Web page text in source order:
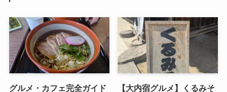
グルメ・カフェ完全ガイド
【大内宿グルメ】くるみそ